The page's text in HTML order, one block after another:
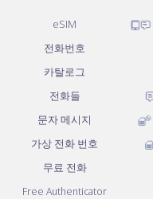
eSIM
전화번호
카탈로그
전화들
문자 메시지
가상 전화 번호
무료 전화
Free Authenticator